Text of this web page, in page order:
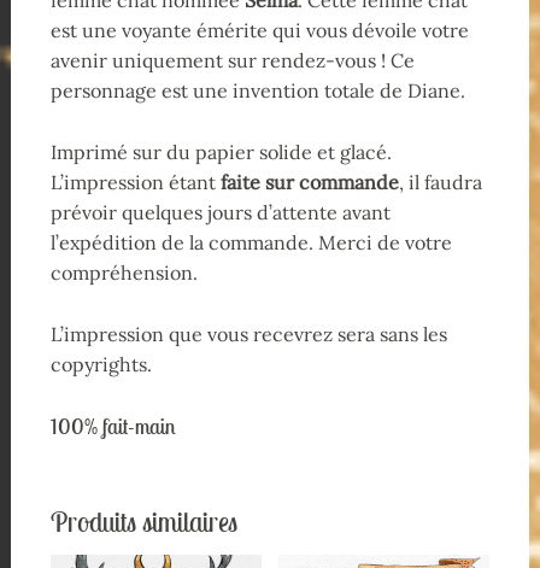
est une voyante émérite qui vous dévoile votre
avenir uniquement sur rendez-vous ! Ce
personnage est une invention totale de Diane.
Imprimé sur du papier solide et glacé.
L’impression étant faite sur commande, il faudra
prévoir quelques jours d’attente avant
l’expédition de la commande. Merci de votre
compréhension.
L’impression que vous recevrez sera sans les
copyrights.
100% fait-main
Produits similaires